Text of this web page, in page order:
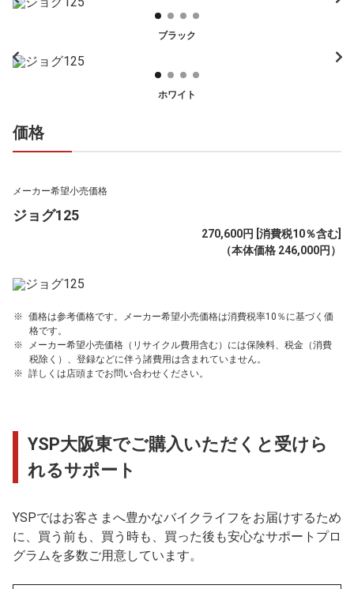
ブラック
ホワイト
価格
メーカー希望小売価格
ジョグ125
270,600円 [消費税10％含む]
（本体価格 246,000円）
価格は参考価格です。メーカー希望小売価格は消費税率10％に基づく価
格です。
メーカー希望小売価格（リサイクル費用含む）には保険料、税金（消費
税除く）、登録などに伴う諸費用は含まれていません。
詳しくは店頭までお問い合わせください。
YSP大阪東でご購入いただくと受けら
れるサポート
YSPではお客さまへ豊かなバイクライフをお届けするため
に、買う前も、買う時も、買った後も安心なサポートプロ
グラムを多数ご用意しています。